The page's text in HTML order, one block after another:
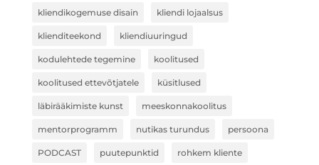
kliendikogemuse disain kliendi lojaalsus
klienditeekond kliendiuuringud
kodulehtede tegemine koolitused
koolitused ettevõtjatele küsitlused
läbirääkimiste kunst meeskonnakoolitus
mentorprogramm nutikas turundus persoona
PODCAST puutepunktid rohkem kliente